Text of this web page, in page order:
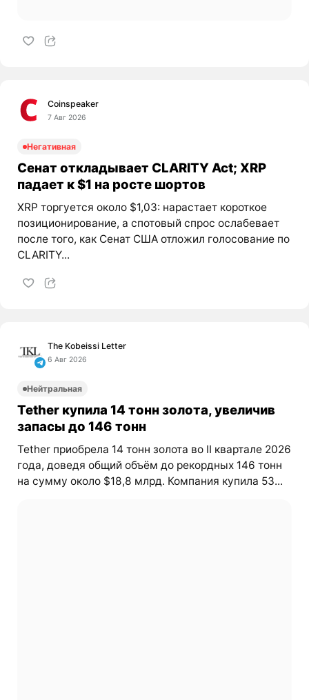
Coinspeaker
7 Авг 2026
Негативная
Сенат откладывает CLARITY Act; XRP
падает к $1 на росте шортов
XRP торгуется около $1,03: нарастает короткое
позиционирование, а спотовый спрос ослабевает
после того, как Сенат США отложил голосование по
CLARITY...
The Kobeissi Letter
6 Авг 2026
Нейтральная
Tether купила 14 тонн золота, увеличив
запасы до 146 тонн
Tether приобрела 14 тонн золота во II квартале 2026
года, доведя общий объём до рекордных 146 тонн
на сумму около $18,8 млрд. Компания купила 53...